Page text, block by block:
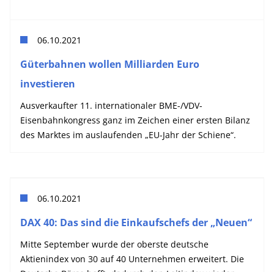
06.10.2021
Güterbahnen wollen Milliarden Euro
investieren
Ausverkaufter 11. internationaler BME-/VDV-
Eisenbahnkongress ganz im Zeichen einer ersten Bilanz
des Marktes im auslaufenden „EU-Jahr der Schiene“.
06.10.2021
DAX 40: Das sind die Einkaufschefs der „Neuen“
Mitte September wurde der oberste deutsche
Aktienindex von 30 auf 40 Unternehmen erweitert. Die